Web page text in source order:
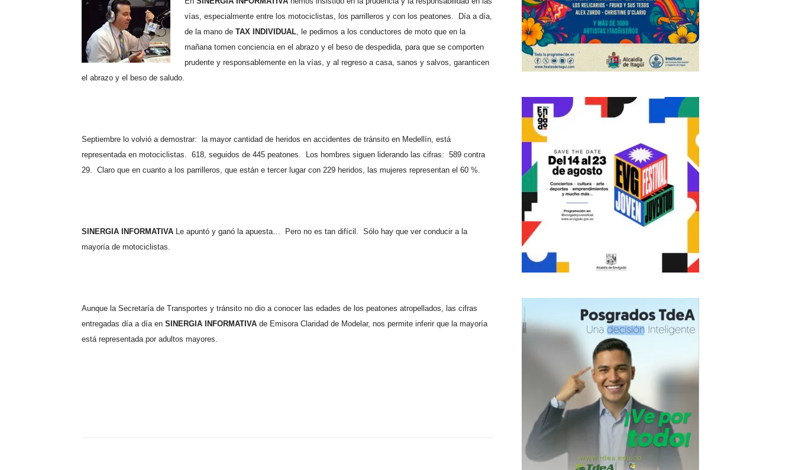
vías, especialmente entre los motociclistas, los parrilleros y con los peatones.
Día a día,
de la mano de TAX INDIVIDUAL, le pedimos a los conductores de moto que en la
mañana tomen conciencia en el abrazo y el beso de despedida, para que se comporten
prudente y responsablemente en la vías, y al regreso a casa, sanos y salvos, garanticen
el abrazo y el beso de saludo.
Septiembre lo volvió a demostrar:
la mayor cantidad de heridos en accidentes de tránsito en Medellín, está
representada en motociclistas. 618, seguidos de 445 peatones. Los hombres siguen liderando las cifras: 589 contra
29. Claro que en cuanto a los parrilleros, que están e tercer lugar con 229 heridos, las mujeres representan el 60 %.
SINERGIA INFORMATIVA Le apuntó y ganó la apuesta… Pero no es tan difícil. Sólo hay que ver conducir a la
mayoría de motociclistas.
Aunque la Secretaría de Transportes y tránsito no dio a conocer las edades de los peatones atropellados, las cifras
entregadas día a día en SINERGIA INFORMATIVA de Emisora Claridad de Modelar, nos permite inferir que la mayoría
está representada por adultos mayores.